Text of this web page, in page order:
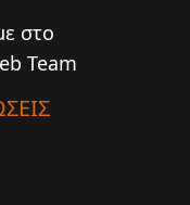
στο
Team